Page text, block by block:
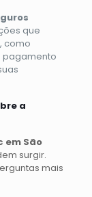
que
como
pagamento
a
em São
surgir.
mais